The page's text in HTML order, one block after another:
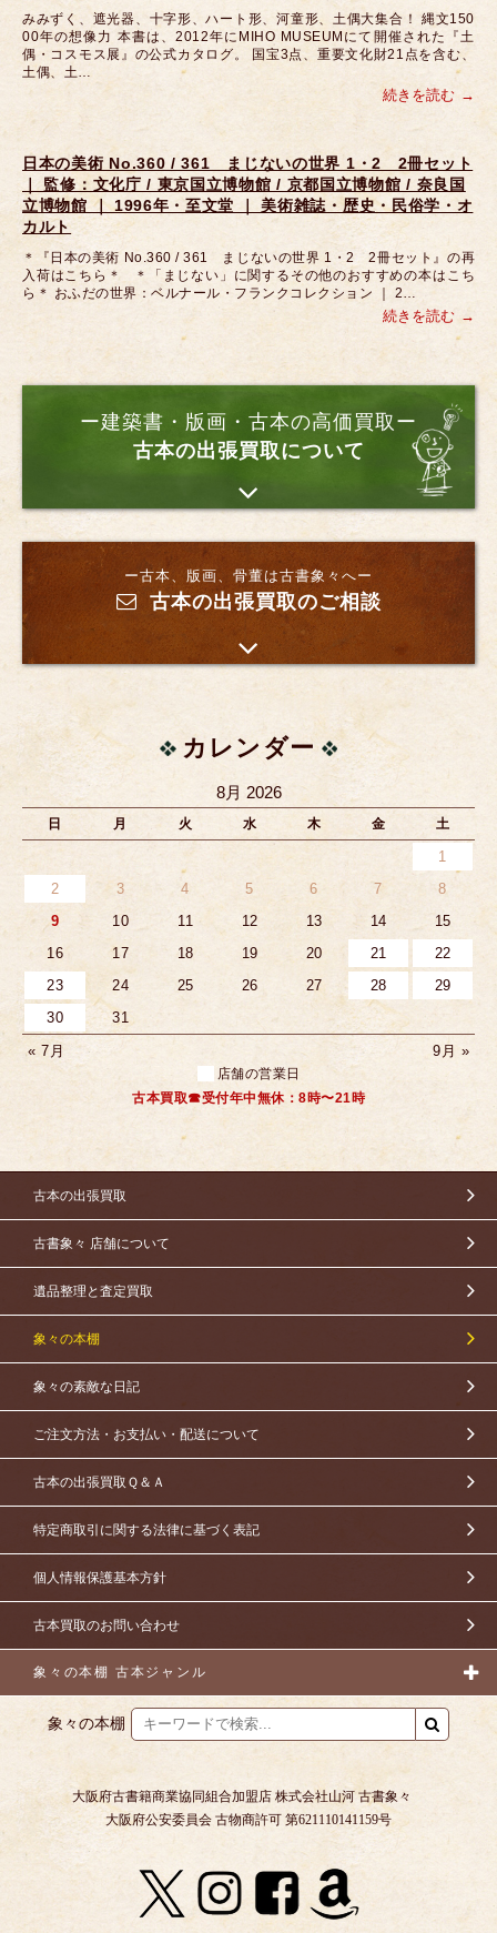
みみずく、遮光器、十字形、ハート形、河童形、土偶大集合！ 縄文150
00年の想像力 本書は、2012年にMIHO MUSEUMにて開催された『土
偶・コスモス展』の公式カタログ。 国宝3点、重要文化財21点を含む、
土偶、土…
続きを読む
日本の美術 No.360 / 361 まじないの世界 1・2 2冊セット
｜ 監修：文化庁 / 東京国立博物館 / 京都国立博物館 / 奈良国
立博物館 ｜ 1996年・至文堂 ｜ 美術雑誌・歴史・民俗学・オ
カルト
＊『日本の美術 No.360 / 361 まじないの世界 1・2 2冊セット』の再
入荷はこちら＊ ＊「まじない」に関するその他のおすすめの本はこち
ら＊ おふだの世界：ベルナール・フランクコレクション ｜ 2…
続きを読む
ー建築書・版画・古本の高価買取ー
古本の出張買取について
ー古本、版画、骨董は古書象々へー
古本の出張買取のご相談
カレンダー
8月 2026
日 月 火 水 木 金 土
1
2
3 4 5 6 7
8
9
10 11 12 13 14
15
16
17 18 19 20 21
22
23
24 25 26 27 28
29
30
31
« 7月
9月 »
店舗の営業日
古本買取☎受付年中無休：8時〜21時
古本の出張買取
古書象々 店舗について
遺品整理と査定買取
象々の本棚
象々の素敵な日記
ご注文方法・お支払い・配送について
古本の出張買取Ｑ＆Ａ
特定商取引に関する法律に基づく表記
個人情報保護基本方針
古本買取のお問い合わせ
象々の本棚 古本ジャンル
象々の本棚
大阪府古書籍商業協同組合加盟店 株式会社山河 古書象々
大阪府公安委員会 古物商許可 第621110141159号